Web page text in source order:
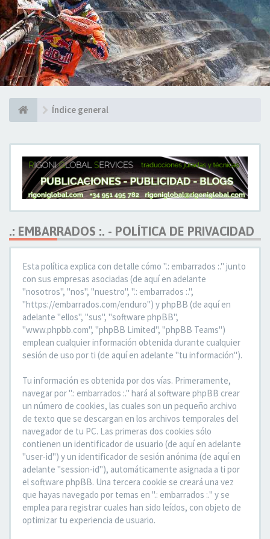
Índice general
.: EMBARRADOS :. - POLÍTICA DE PRIVACIDAD
Esta política explica con detalle cómo ".: embarrados :." junto
con sus empresas asociadas (de aquí en adelante
"nosotros", "nos", "nuestro", ".: embarrados :.",
"https://embarrados.com/enduro") y phpBB (de aquí en
adelante "ellos", "sus", "software phpBB",
"www.phpbb.com", "phpBB Limited", "phpBB Teams")
emplean cualquier información obtenida durante cualquier
sesión de uso por ti (de aquí en adelante "tu información").
Tu información es obtenida por dos vías. Primeramente,
navegar por ".: embarrados :." hará al software phpBB crear
un número de cookies, las cuales son un pequeño archivo
de texto que se descargan en los archivos temporales del
navegador de tu PC. Las primeras dos cookies sólo
contienen un identificador de usuario (de aquí en adelante
"user-id") y un identificador de sesión anónima (de aquí en
adelante "session-id"), automáticamente asignada a ti por
el software phpBB. Una tercera cookie se creará una vez
que hayas navegado por temas en ".: embarrados :." y se
emplea para registrar cuales han sido leídos, con objeto de
optimizar tu experiencia de usuario.